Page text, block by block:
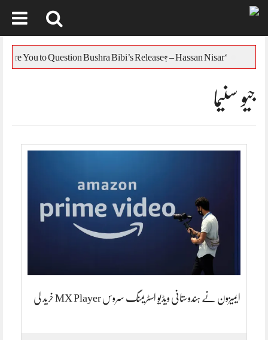
جیو سنیما
ایمیزون نے ہندوستانی ویڈیو اسٹریمنگ سروس MX Player خرید لی